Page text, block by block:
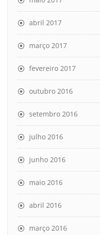
abril 2017
março 2017
fevereiro 2017
outubro 2016
setembro 2016
julho 2016
junho 2016
maio 2016
abril 2016
março 2016